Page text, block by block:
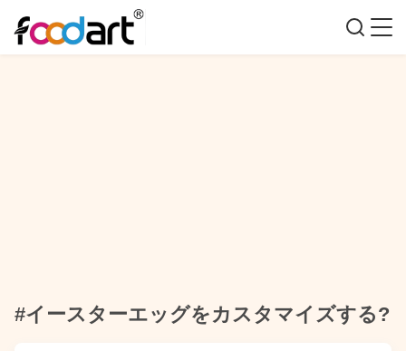
#イースターエッグをカスタマイズする?